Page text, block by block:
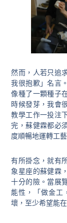
然而，人若只追
我很抱歉」名言
像種了一顆種子
時候發芽，我會
教學工作一投注
完，蘇健霖都必
度順暢地運轉工藝
有所掛念，就有
象星座的蘇健霖
十分的險。當展
能性，「做金工
壞，至少希望能